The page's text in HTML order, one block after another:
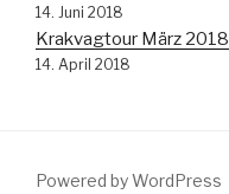
14. Juni 2018
Krakvagtour März 2018
14. April 2018
Powered by WordPress